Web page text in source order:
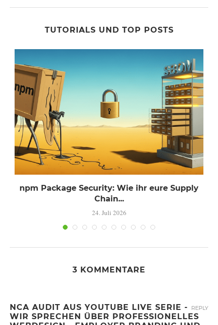
TUTORIALS UND TOP POSTS
npm Package Security: Wie ihr eure Supply
Chain...
24. Juli 2026
3 KOMMENTARE
NCA AUDIT AUS YOUTUBE LIVE SERIE -
WIR SPRECHEN ÜBER PROFESSIONELLES
REPLY